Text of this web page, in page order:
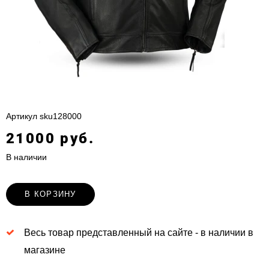
Артикул sku128000
21000 руб.
В наличии
В КОРЗИНУ
Весь товар представленный на сайте - в наличии в
магазине